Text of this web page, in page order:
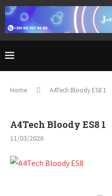
Home A4Tech Bloody ES8 1
A4Tech Bloody ES8 1
11/03/2026